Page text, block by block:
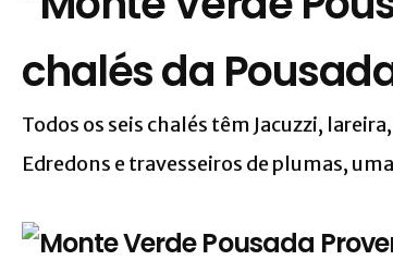
chalés da
Todos os seis chalés têm Jacuzzi,
Edredons e travesseiros de plumas,